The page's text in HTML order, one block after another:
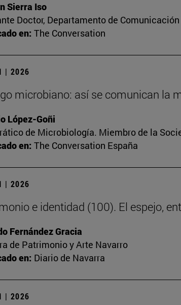
Sierra Iso
Doctor, Departamento de
en: The Conversation
| 2026
microbiano: así se comunican la
López-Goñi
de Microbiología. Miembro de la
en: The Conversation España
| 2026
e identidad (100). El espejo,
Fernández Gracia
de Patrimonio y Arte Navarro
en: Diario de Navarra
| 2026